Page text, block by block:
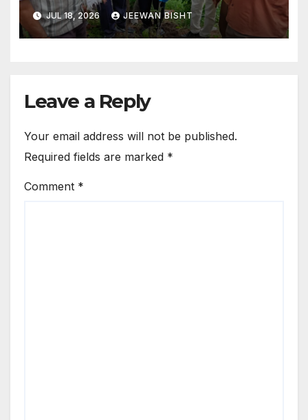
JUL 18, 2026 JEEWAN BISHT
Leave a Reply
Your email address will not be published.
Required fields are marked *
Comment *